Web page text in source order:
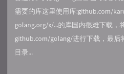
需要的库这里使用库:github.com/
golang.org/x/...的库国内很难下载，
github.com/golang/进行下载，最后
目录...